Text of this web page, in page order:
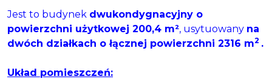
Jest to budynek dwukondygnacyjny o
powierzchni użytkowej 200,4 m², usytuowany na
dwóch działkach o łącznej powierzchni 2316 m2 .
Układ pomieszczeń: